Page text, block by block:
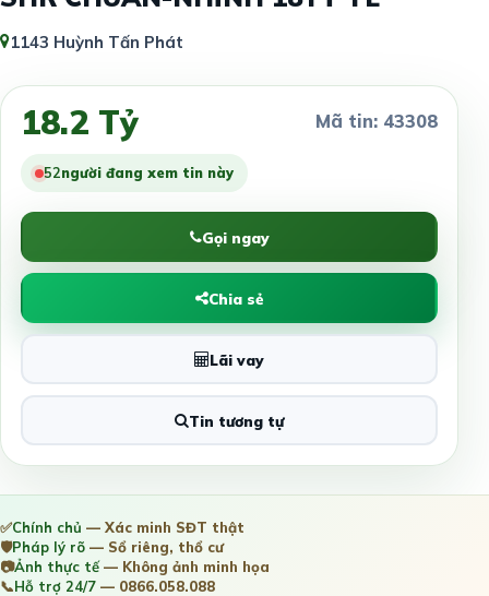
1143 Huỳnh Tấn Phát
18.2 Tỷ Mã tin: 43308
52người đang xem tin này
Gọi ngay
Chia sẻ
Lãi vay
Tin tương tự
✅Chính chủ — Xác minh SĐT thật
🛡️Pháp lý rõ — Sổ riêng, thổ cư
📷Ảnh thực tế— Không ảnh minh họa
📞Hỗ trợ 24/7 — 0866.058.088